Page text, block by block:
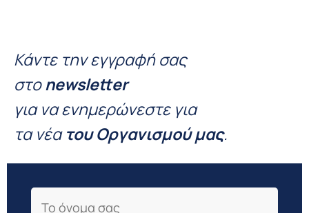
Κάντε την εγγραφή σας
στοnewsletter
για να ενημερώνεστε για
τα νέατου Οργανισμού μας.